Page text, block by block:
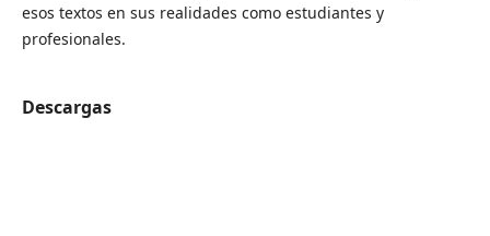
esos textos en sus realidades como estudiantes y
profesionales.
Descargas